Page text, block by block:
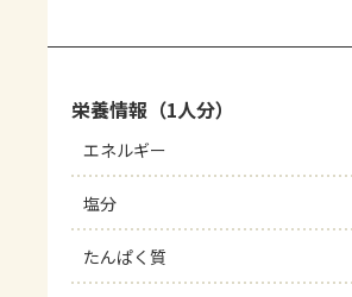
栄養情報（1人分）
エネルギー
塩分
たんぱく質